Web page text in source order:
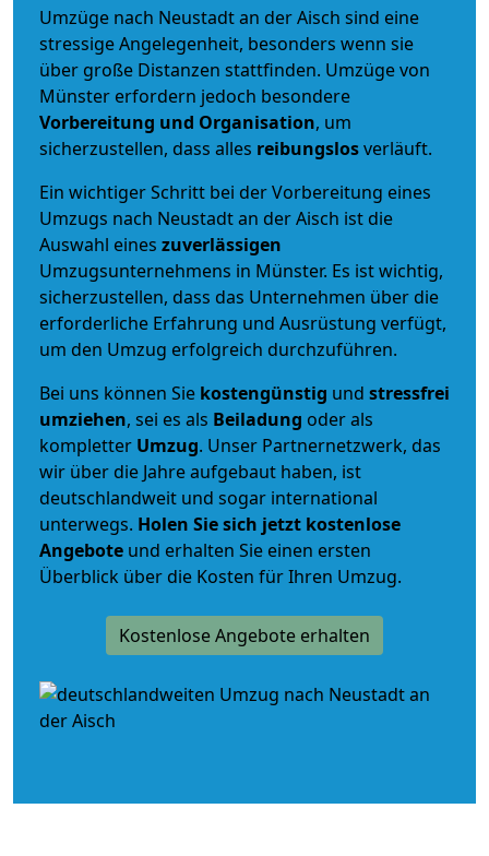
Umzüge nach Neustadt an der Aisch sind eine
stressige Angelegenheit, besonders wenn sie
über große Distanzen stattfinden. Umzüge von
Münster erfordern jedoch besondere
Vorbereitung und Organisation, um
sicherzustellen, dass alles reibungslosverläuft.
Ein wichtiger Schritt bei der Vorbereitung eines
Umzugs nach Neustadt an der Aisch ist die
Auswahl eines zuverlässigen
Umzugsunternehmens in Münster. Es ist wichtig,
sicherzustellen, dass das Unternehmen über die
erforderliche Erfahrung und Ausrüstung verfügt,
um den Umzug erfolgreich durchzuführen.
Bei uns können Sie kostengünstig und stressfrei
umziehen, sei es als Beiladung oder als
kompletter Umzug. Unser Partnernetzwerk, das
wir über die Jahre aufgebaut haben, ist
deutschlandweit und sogar international
unterwegs. Holen Sie sich jetzt kostenlose
Angebote und erhalten Sie einen ersten
Überblick über die Kosten für Ihren Umzug.
Kostenlose Angebote erhalten